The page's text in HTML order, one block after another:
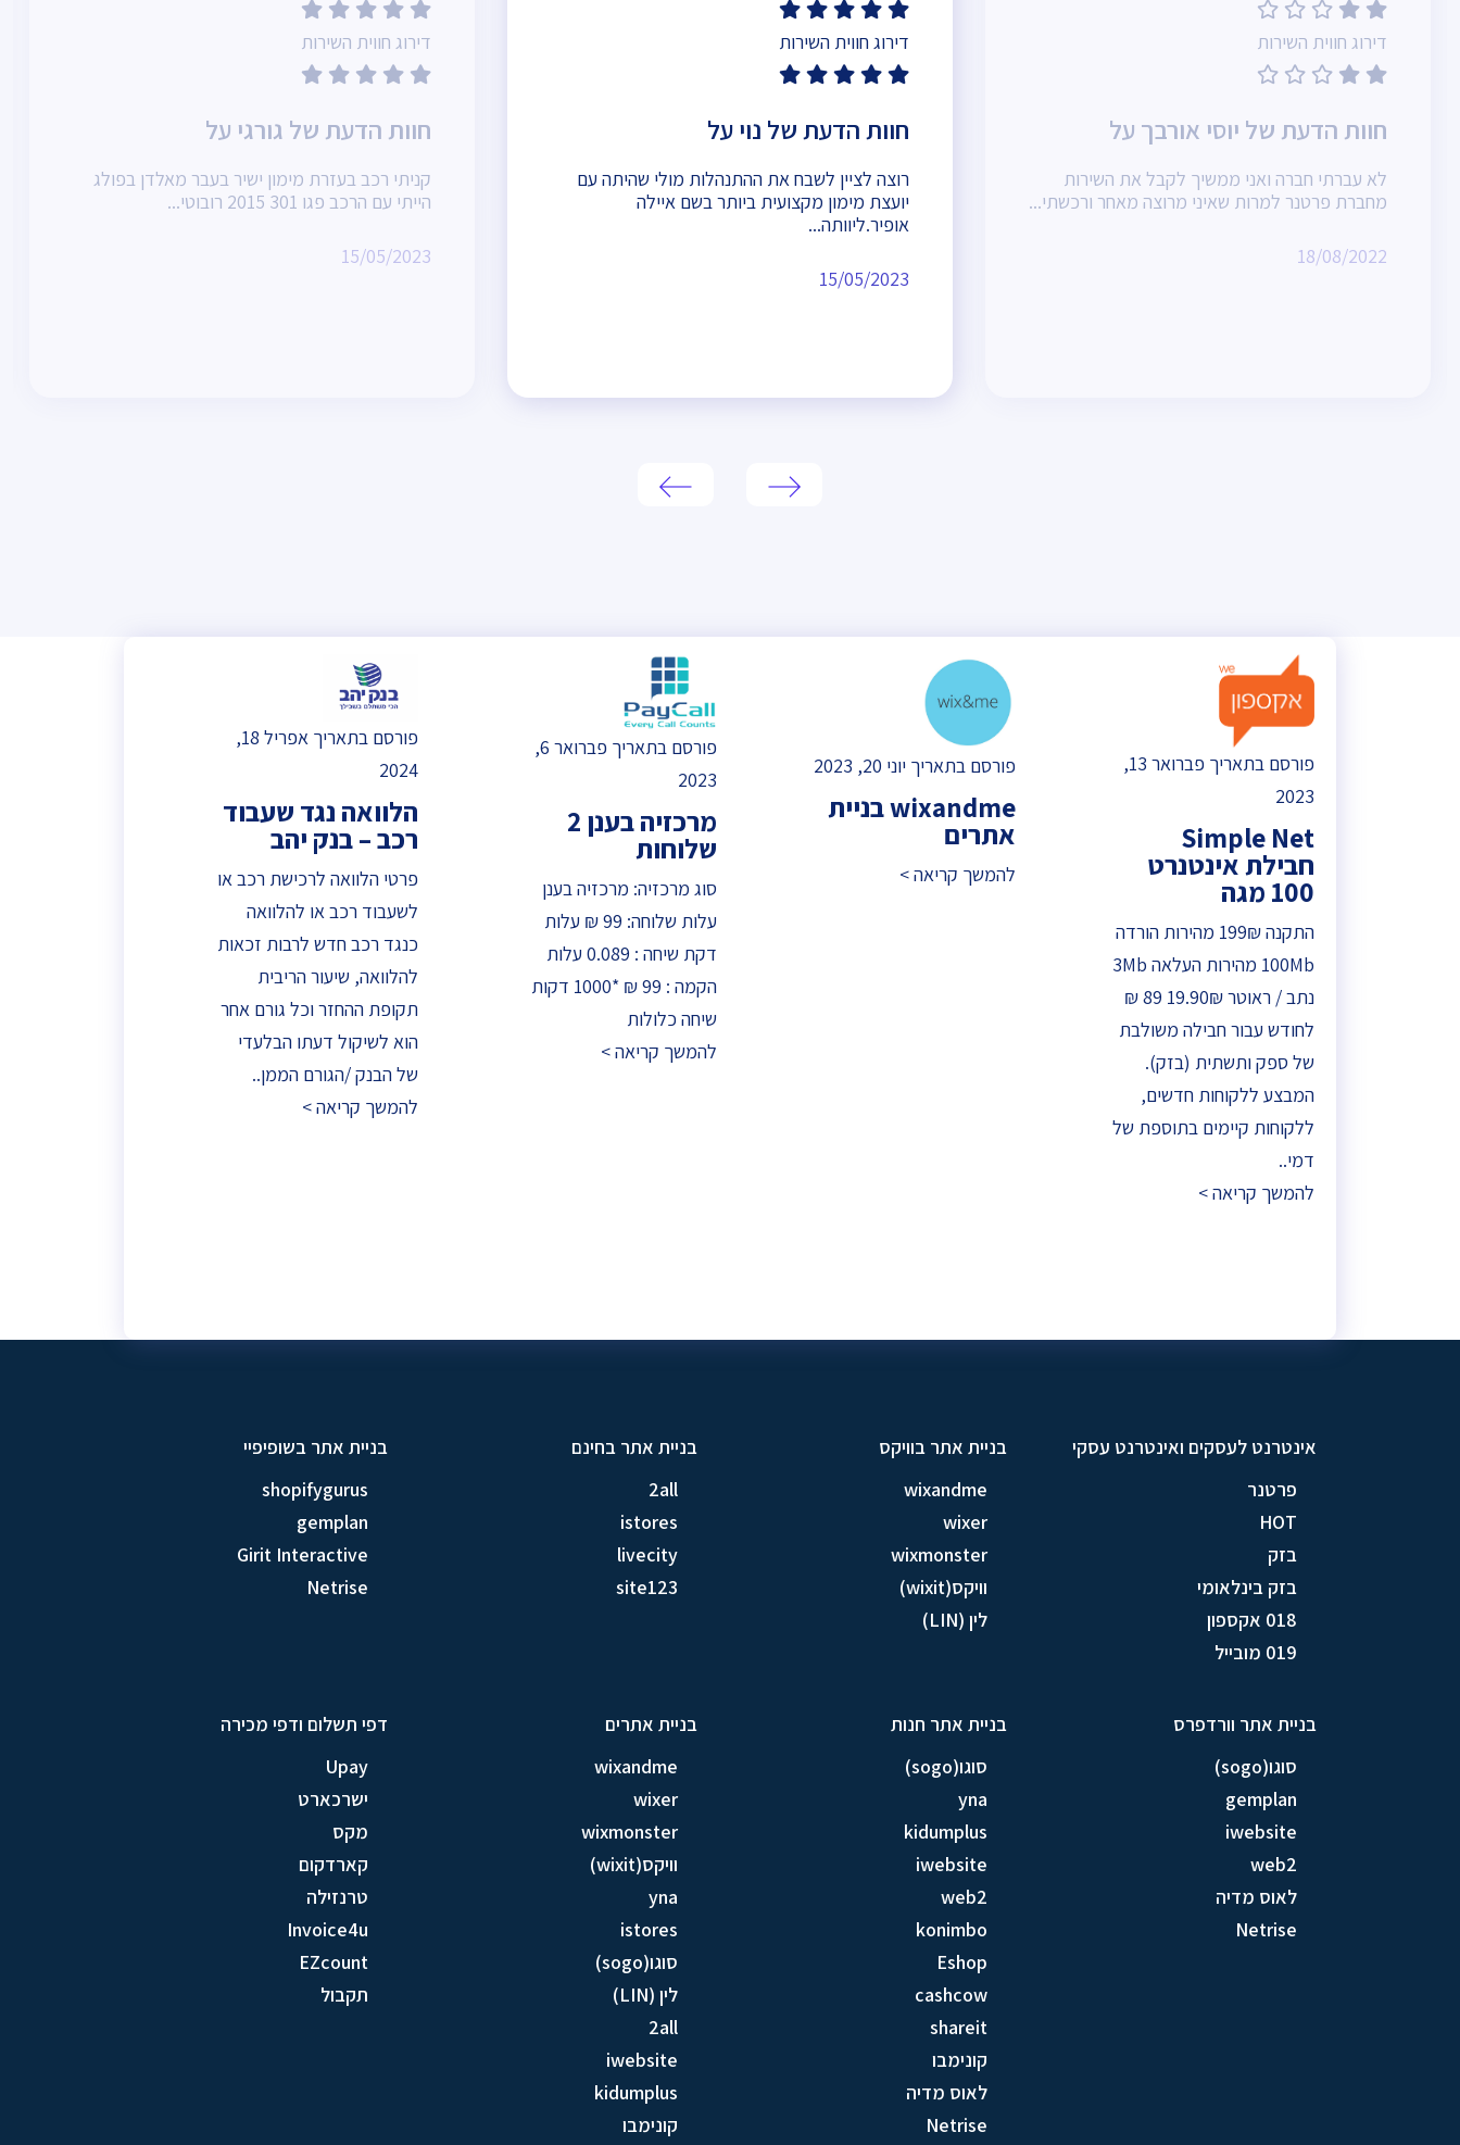
דירוג חווית השירות
חוות הדעת של יוסי אורבך על
לא עברתי חברה ואני ממשיך לקבל את השירות
מחברת פרטנר למרות שאיני מרוצה מאחר ורכשתי...
18/08/2022
דירוג חווית השירות
חוות הדעת של נוי על
רוצה לציין לשבח את ההתנהלות מולי שהיתה עם
יועצת מימון מקצועית ביותר בשם איילה
אופיר.ליוותה...
15/05/2023
דירוג חווית השירות
חוות הדעת של גורגי על
קניתי רכב בעזרת מימון ישיר בעבר מאלדן בפולג
הייתי עם הרכב פגו 301 2015 רובוטי...
15/05/2023
פורסם בתאריך פברואר 13,
2023
‏Simple Net
חבילת אינטנרט
100 מגה
התקנה 199₪ מהירות הורדה
100Mb מהירות העלאה 3Mb
נתב / ראוטר 19.90₪ 89 ₪
לחודש עבור חבילה משולבת
של ספק ותשתית (בזק).
המבצע ללקוחות חדשים,
ללקוחות קיימים בתוספת של
דמי..
להמשך קריאה >
פורסם בתאריך יוני 20, 2023
wixandme בניית
אתרים
להמשך קריאה >
פורסם בתאריך פברואר 6,
2023
מרכזיה בענן 2
שלוחות
סוג מרכזיה: מרכזיה בענן
עלות שלוחה: 99 ₪ עלות
דקת שיחה : 0.089 עלות
הקמה : 99 ₪ *1000 דקות
שיחה כלולות
להמשך קריאה >
פורסם בתאריך אפריל 18,
2024
הלוואה נגד שעבוד
רכב – בנק יהב
פרטי הלוואה לרכישת רכב או
לשעבוד רכב או להלוואה
כנגד רכב חדש לרבות זכאות
להלוואה, שיעור הריבית
תקופת ההחזר וכל גורם אחר
הוא לשיקול דעתו הבלעדי
של הבנק /הגורם הממן..
להמשך קריאה >
אינטרנט לעסקים ואינטרנט עסקי
פרטנר
HOT
בזק
בזק בינלאומי
018 אקספון
019 מובייל
בניית אתר בוויקס
wixandme
wixer
wixmonster
וויקס(wixit)
לין (LIN)
בניית אתר בחינם
2all
istores
livecity
site123
בניית אתר בשופיפיי
shopifygurus
gemplan
Girit Interactive
Netrise
בניית אתר וורדפרס
סוגו(sogo)
gemplan
iwebsite
web2
לאוס מדיה
Netrise
בניית אתר חנות
סוגו(sogo)
yna
kidumplus
iwebsite
web2
konimbo
Eshop
cashcow
shareit
קונימבו
לאוס מדיה
Netrise
בניית אתרים
wixandme
wixer
wixmonster
וויקס(wixit)
yna
istores
סוגו(sogo)
לין (LIN)
2all
iwebsite
kidumplus
קונימבו
דפי תשלום ודפי מכירה
Upay
ישרכארט
מקס
קארדקום
טרנזילה
Invoice4u
EZcount
תקבול